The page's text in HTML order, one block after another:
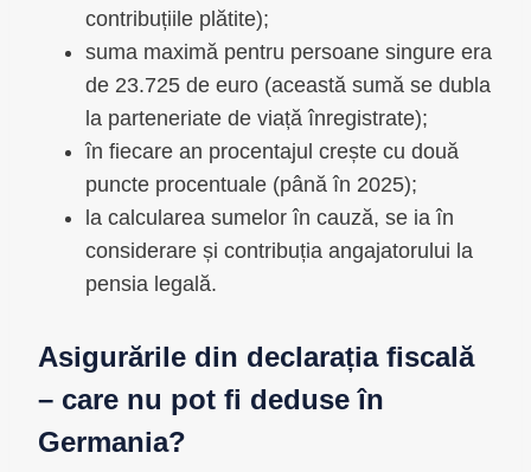
contribuțiile plătite);
suma maximă pentru persoane singure era
de 23.725 de euro (această sumă se dubla
la parteneriate de viață înregistrate);
în fiecare an procentajul crește cu două
puncte procentuale (până în 2025);
la calcularea sumelor în cauză, se ia în
considerare și contribuția angajatorului la
pensia legală.
Asigurările din declarația fiscală
– care nu pot fi deduse în
Germania?